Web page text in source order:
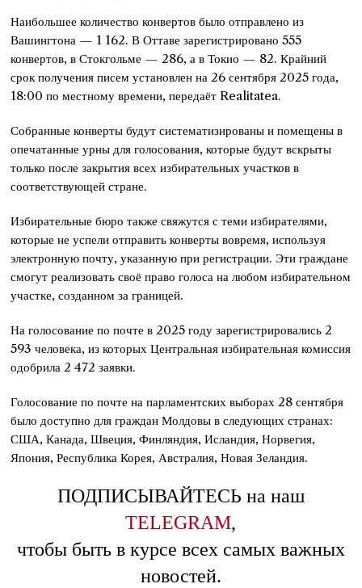
Наибольшее количество конвертов было отправлено из
Вашингтона — 1 162. В Оттаве зарегистрировано 555
конвертов, в Стокгольме — 286, а в Токио — 82. Крайний
срок получения писем установлен на 26 сентября 2025 года,
18:00 по местному времени, передаёт Realitatea.
Собранные конверты будут систематизированы и помещены в
опечатанные урны для голосования, которые будут вскрыты
только после закрытия всех избирательных участков в
соответствующей стране.
Избирательные бюро также свяжутся с теми избирателями,
которые не успели отправить конверты вовремя, используя
электронную почту, указанную при регистрации. Эти граждане
смогут реализовать своё право голоса на любом избирательном
участке, созданном за границей.
На голосование по почте в 2025 году зарегистрировались 2
593 человека, из которых Центральная избирательная комиссия
одобрила 2 472 заявки.
Голосование по почте на парламентских выборах 28 сентября
было доступно для граждан Молдовы в следующих странах:
США, Канада, Швеция, Финляндия, Исландия, Норвегия,
Япония, Республика Корея, Австралия, Новая Зеландия.
ПОДПИСЫВАЙТЕСЬ на наш
TELEGRAM,
чтобы быть в курсе всех самых важных
новостей.